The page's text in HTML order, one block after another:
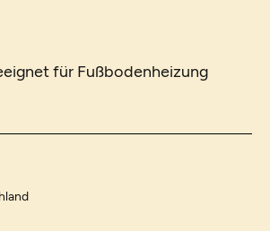
für Fußbodenheizung